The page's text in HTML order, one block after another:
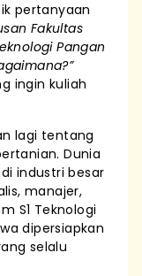
pertanyaan
Fakultas
Pangan
ingin kuliah
lagi tentang
Dunia
industri besar
manajer,
S1 Teknologi
dipersiapkan
selalu